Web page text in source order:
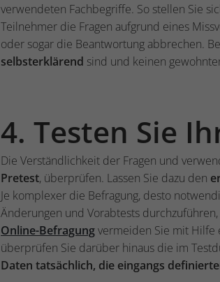
verwendeten Fachbegriffe. So stellen Sie
Teilnehmer die Fragen aufgrund eines
oder sogar die Beantwortung abbrechen.
selbsterklärend sind und keinen
4. Testen Sie
Die Verständlichkeit der Fragen und
Pretest, überprüfen. Lassen Sie dazu den
Je komplexer die Befragung, desto
Änderungen und Vorabtests
Online-Befragungvermeiden Sie mit Hilfe
überprüfen Sie darüber hinaus die im
Daten tatsächlich, die eingangs